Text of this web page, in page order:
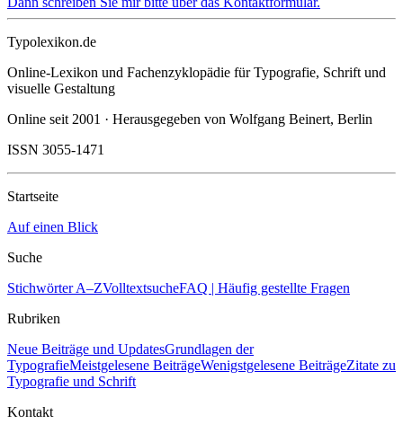
Typolexikon.de
Online-Lexikon und Fachenzyklopädie für Typografie, Schrift und
visuelle Gestaltung
Online seit 2001 · Herausgegeben von Wolfgang Beinert, Berlin
ISSN 3055-1471
Startseite
Auf einen Blick
Suche
Stichwörter A–ZVolltextsucheFAQ | Häufig gestellte Fragen
Rubriken
Neue Beiträge und UpdatesGrundlagen der
TypografieMeistgelesene BeiträgeWenigstgelesene BeiträgeZitate zu
Typografie und Schrift
Kontakt